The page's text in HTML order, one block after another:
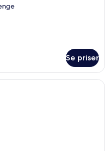
Se priser
overdækket udendørs